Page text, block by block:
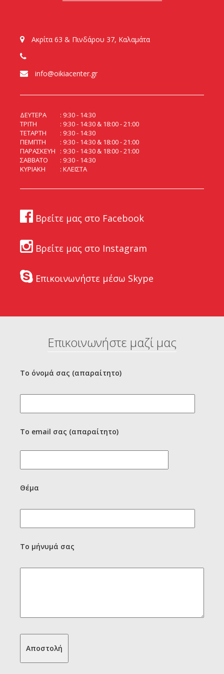
Ακρίτα 63 & Πινδάρου 37, Καλαμάτα
info@oikiacenter.gr
ΔΕΥΤΕΡΑ
9:30 - 14:30
ΤΡΙΤΗ
9:30 - 14:30 & 18:00 - 21:00
ΤΕΤΑΡΤΗ
9:30 - 14:30
ΠΕΜΠΤΗ
9:30 - 14:30 & 18:00 - 21:00
ΠΑΡΑΣΚΕΥΗ
9:30 - 14:30 & 18:00 - 21:00
ΣΑΒΒΑΤΟ
9:30 - 14:30
ΚΥΡΙΑΚΗ
ΚΛΕΙΣΤΑ
Βρείτε μας στο Facebook
Βρείτε μας στο Instagram
Επικοινωνήστε μέσω Skype
Επικοινωνήστε μαζί μας
Το όνομά σας (απαραίτητο)
Το email σας (απαραίτητο)
Θέμα
Το μήνυμά σας